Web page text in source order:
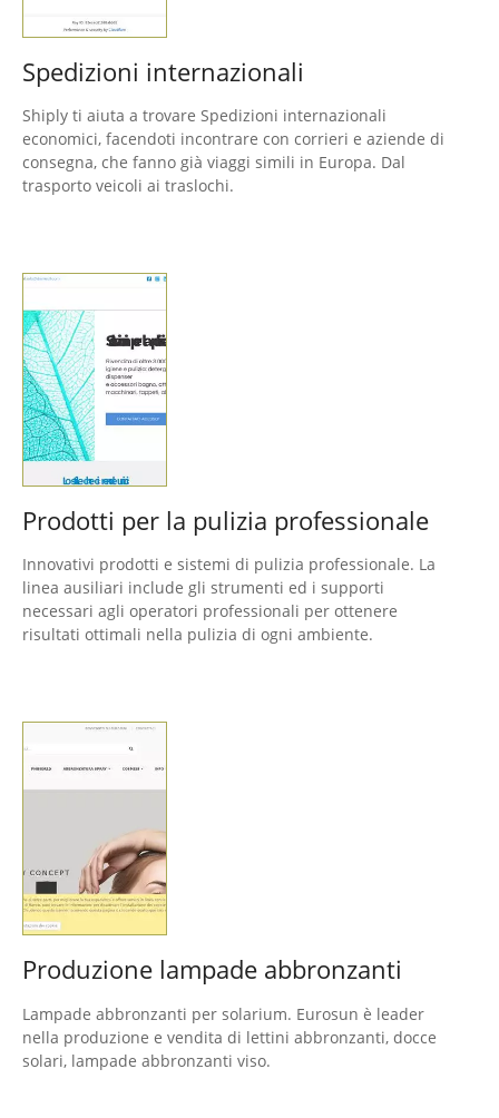
Spedizioni internazionali
Shiply ti aiuta a trovare Spedizioni internazionali
economici, facendoti incontrare con corrieri e aziende di
consegna, che fanno già viaggi simili in Europa. Dal
trasporto veicoli ai traslochi.
Prodotti per la pulizia professionale
Innovativi prodotti e sistemi di pulizia professionale. La
linea ausiliari include gli strumenti ed i supporti
necessari agli operatori professionali per ottenere
risultati ottimali nella pulizia di ogni ambiente.
Produzione lampade abbronzanti
Lampade abbronzanti per solarium. Eurosun è leader
nella produzione e vendita di lettini abbronzanti, docce
solari, lampade abbronzanti viso.